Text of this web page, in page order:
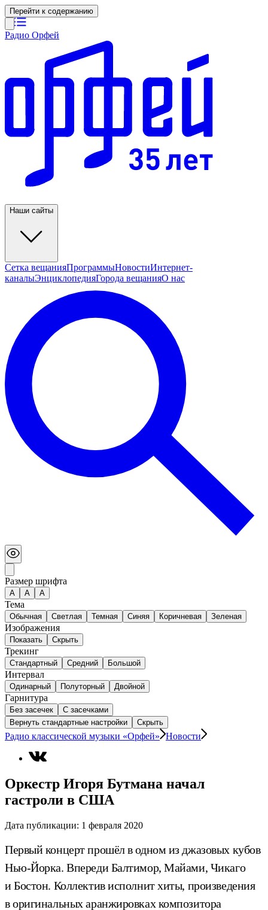
Перейти к содержанию
Радио Орфей
Наши сайты
Сетка вещанияПрограммыНовостиИнтернет-
каналыЭнциклопедияГорода вещанияО нас
Размер шрифта
А A A
Тема
Обычная Светлая Темная Синяя Коричневая Зеленая
Изображения
Показать Скрыть
Трекинг
Стандартный Средний Большой
Интервал
Одинарный Полуторный Двойной
Гарнитура
Без засечек
С засечками
Вернуть стандартные настройки
Скрыть
Радио классической музыки «Орфей» Новости
Оркестр Игоря Бутмана начал
гастроли в США
Дата публикации: 1 февраля 2020
Первый концерт прошёл в одном из джазовых кубов
Нью-Йорка. Впереди Балтимор, Майами, Чикаго
и Бостон. Коллектив исполнит хиты, произведения
в оригинальных аранжировках композитора